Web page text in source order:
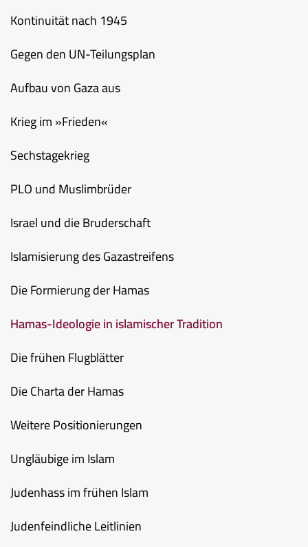
Kontinuität nach 1945
Gegen den UN-Teilungsplan
Aufbau von Gaza aus
Krieg im »Frieden«
Sechstagekrieg
PLO und Muslimbrüder
Israel und die Bruderschaft
Islamisierung des Gazastreifens
Die Formierung der Hamas
Hamas-Ideologie in islamischer Tradition
Die frühen Flugblätter
Die Charta der Hamas
Weitere Positionierungen
Ungläubige im Islam
Judenhass im frühen Islam
Judenfeindliche Leitlinien